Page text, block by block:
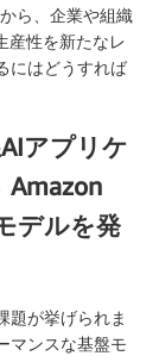
ら、企業や組織
産性を新たなレ
にはどうすれば
アプリケ
Amazon
デルを発
題が挙げられま
マンスな基盤モ